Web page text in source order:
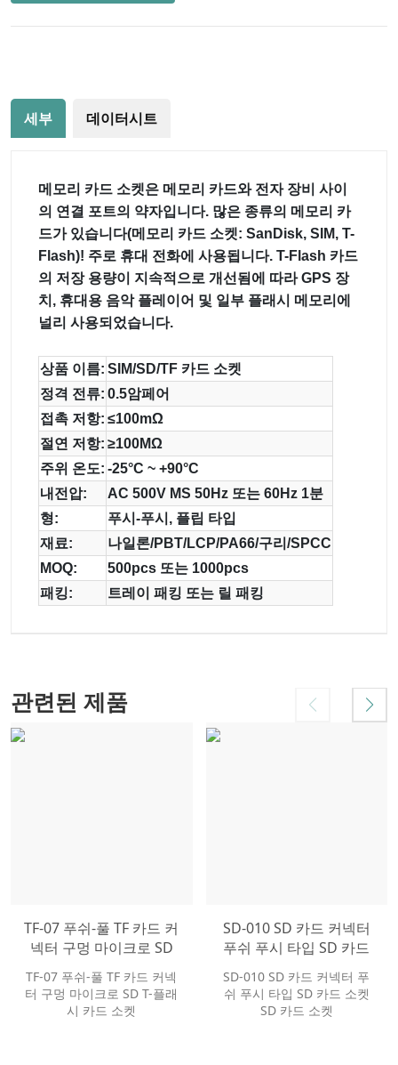
세부 데이터시트
메모리 카드 소켓은 메모리 카드와 전자 장비 사이
의 연결 포트의 약자입니다. 많은 종류의 메모리 카
드가 있습니다(메모리 카드 소켓: SanDisk, SIM, T-
Flash)! 주로 휴대 전화에 사용됩니다. T-Flash 카드
의 저장 용량이 지속적으로 개선됨에 따라 GPS 장
치, 휴대용 음악 플레이어 및 일부 플래시 메모리에
널리 사용되었습니다.
상품 이름: SIM/SD/TF 카드 소켓
정격 전류: 0.5암페어
접촉 저항: ≤100mΩ
절연 저항: ≥100MΩ
주위 온도: -25°C ~ +90°C
내전압:
AC 500V MS 50Hz 또는 60Hz 1분
형:
푸시-푸시, 플립 타입
재료:
나일론/PBT/LCP/PA66/구리/SPCC
MOQ:
500pcs 또는 1000pcs
패킹:
트레이 패킹 또는 릴 패킹
관련된 제품
TF-07 푸쉬-풀 TF 카드 커
넥터 구멍 마이크로 SD
T-플래시 카드 소켓
TF-07 푸쉬-풀 TF 카드 커넥
터 구멍 마이크로 SD T-플래
시 카드 소켓
SD-010 SD 카드 커넥터
푸쉬 푸시 타입 SD 카드
소켓 SD 카드 소켓
SD-010 SD 카드 커넥터 푸
쉬 푸시 타입 SD 카드 소켓
SD 카드 소켓